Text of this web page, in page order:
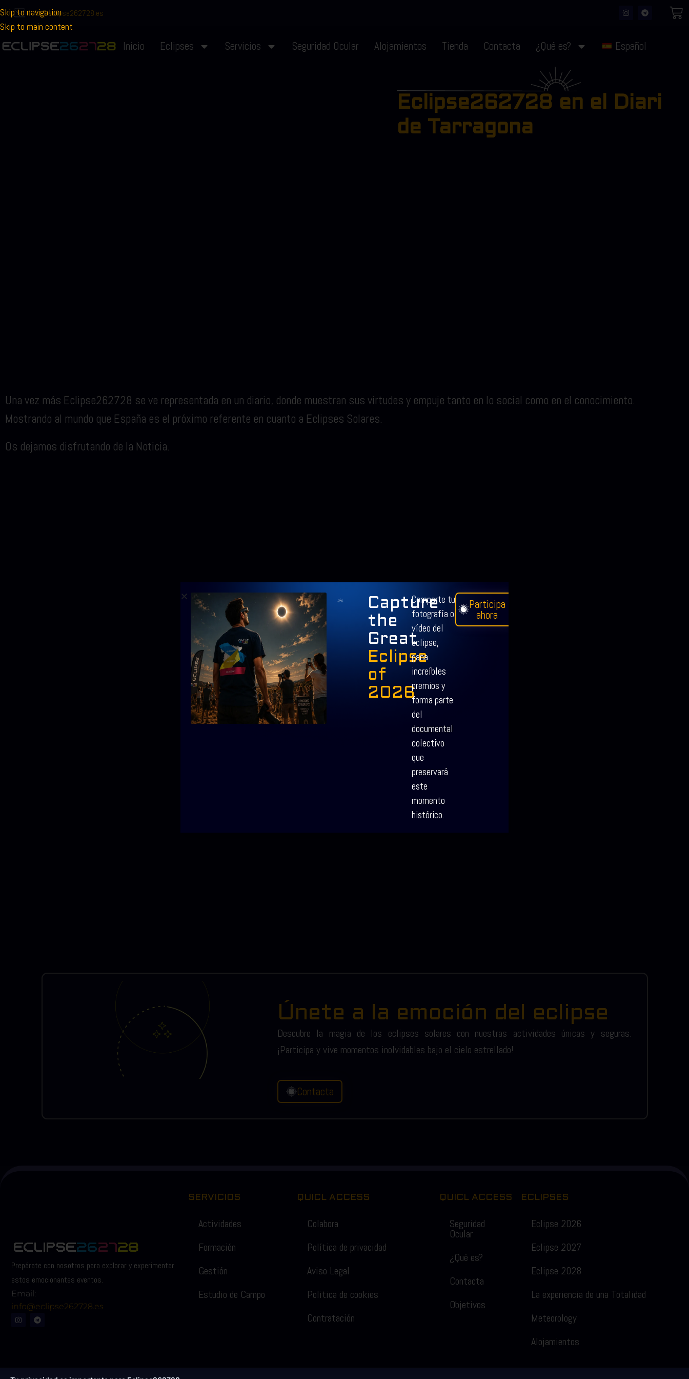
Skip to navigation
Skip to main content
info@eclipse262728.es
Inicio Eclipses Servicios Seguridad Ocular Alojamientos Tienda Contacta ¿Qué es? Español
Eclipse262728 en el Diari
de Tarragona
Una vez más Eclipse262728 se ve representada en un diario, donde muestran sus virtudes y empuje tanto en lo social como en el conocimiento.
Mostrando al mundo que España es el próximo referente en cuanto a Eclipses Solares.
Os dejamos disfrutando de la Noticia.
Únete a la emoción del eclipse
Descubre la magia de los eclipses solares con nuestras actividades únicas y seguras.
¡Participa y vive momentos inolvidables bajo el cielo estrellado!
Contacta
Prepárate con nosotros para explorar y experimentar
estos emocionantes eventos.
Email:
info@eclipse262728.es
SERVICIOS
Actividades
Formación
Gestión
Estudio de Campo
QUICL ACCESS
Colabora
Política de privacidad
Aviso Legal
Politica de cookies
Contratación
QUICL ACCESS
Seguridad
Ocular
¿Qué es?
Contacta
Objetivos
ECLIPSES
Eclipse 2026
Eclipse 2027
Eclipse 2028
La experiencia de una Totalidad
Meteorology
Alojamientos
Capture
the
Great
Eclipse
of
2026
Comparte tu
fotografía o
vídeo del
eclipse,
gana
increíbles
premios y
forma parte
del
documental
colectivo
que
preservará
este
momento
histórico.
Participa
ahora